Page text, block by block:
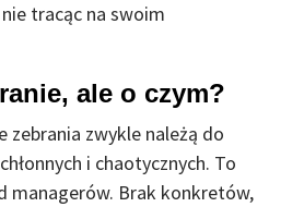
tracąc na swoim
ale o czym?
zebrania zwykle należą do
i chaotycznych. To
managerów. Brak konkretów,